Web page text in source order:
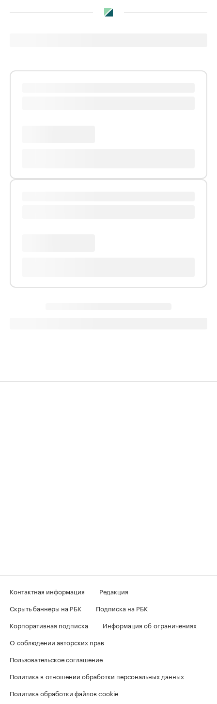
Контактная информация
Редакция
Скрыть баннеры на РБК
Подписка на РБК
Корпоративная подписка
Информация об ограничениях
О соблюдении авторских прав
Пользовательское соглашение
Политика в отношении обработки персональных данных
Политика обработки файлов cookie